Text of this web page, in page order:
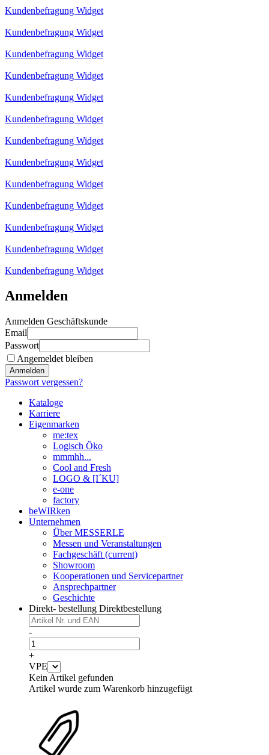
Kundenbefragung Widget
Kundenbefragung Widget
Kundenbefragung Widget
Kundenbefragung Widget
Kundenbefragung Widget
Kundenbefragung Widget
Kundenbefragung Widget
Kundenbefragung Widget
Kundenbefragung Widget
Kundenbefragung Widget
Kundenbefragung Widget
Kundenbefragung Widget
Kundenbefragung Widget
Anmelden
Anmelden Geschäftskunde
Email
Passwort
Angemeldet bleiben
Anmelden
Passwort vergessen?
Kataloge
Karriere
Eigenmarken
me:tex
Logisch Öko
mmmhh...
Cool and Fresh
LOGO & [I´KU]
e-one
factory
beWIRken
Unternehmen
Über MESSERLE
Messen und Veranstaltungen
Fachgeschäft (current)
Showroom
Kooperationen und Servicepartner
Ansprechpartner
Geschichte
Direkt- bestellung Direktbestellung
-
+
VPE
Kein Artikel gefunden
Artikel wurde zum Warenkorb hinzugefügt